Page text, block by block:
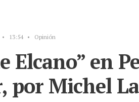
• 13:54 • Opinión
Elcano” en
por Michel